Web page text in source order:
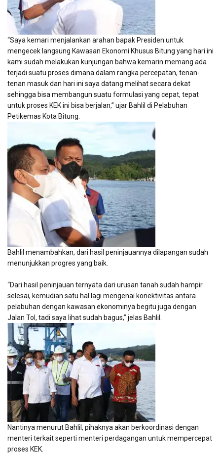
“Saya kemari menjalankan arahan bapak Presiden untuk
mengecek langsung Kawasan Ekonomi Khusus Bitung yang hari ini
kami sudah melakukan kunjungan bahwa kemarin memang ada
terjadi suatu proses dimana dalam rangka percepatan, tenan-
tenan masuk dan hari ini saya datang melihat secara dekat
sehingga bisa membangun suatu formulasi yang cepat, tepat
untuk proses KEK ini bisa berjalan,” ujar Bahlil di Pelabuhan
Petikemas Kota Bitung.
Bahlil menambahkan, dari hasil peninjauannya dilapangan sudah
menunjukkan progres yang baik.
“Dari hasil peninjauan ternyata dari urusan tanah sudah hampir
selesai, kemudian satu hal lagi mengenai konektivitas antara
pelabuhan dengan kawasan ekonominya begitu juga dengan
Jalan Tol, tadi saya lihat sudah bagus,” jelas Bahlil.
Nantinya menurut Bahlil, pihaknya akan berkoordinasi dengan
menteri terkait seperti menteri perdagangan untuk mempercepat
proses KEK.